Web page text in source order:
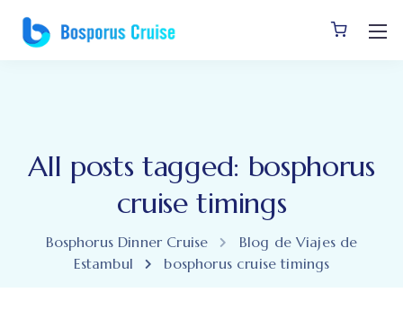
All posts tagged: bosphorus
cruise timings
Bosphorus Dinner Cruise
Blog de Viajes de
Estambul
bosphorus cruise timings